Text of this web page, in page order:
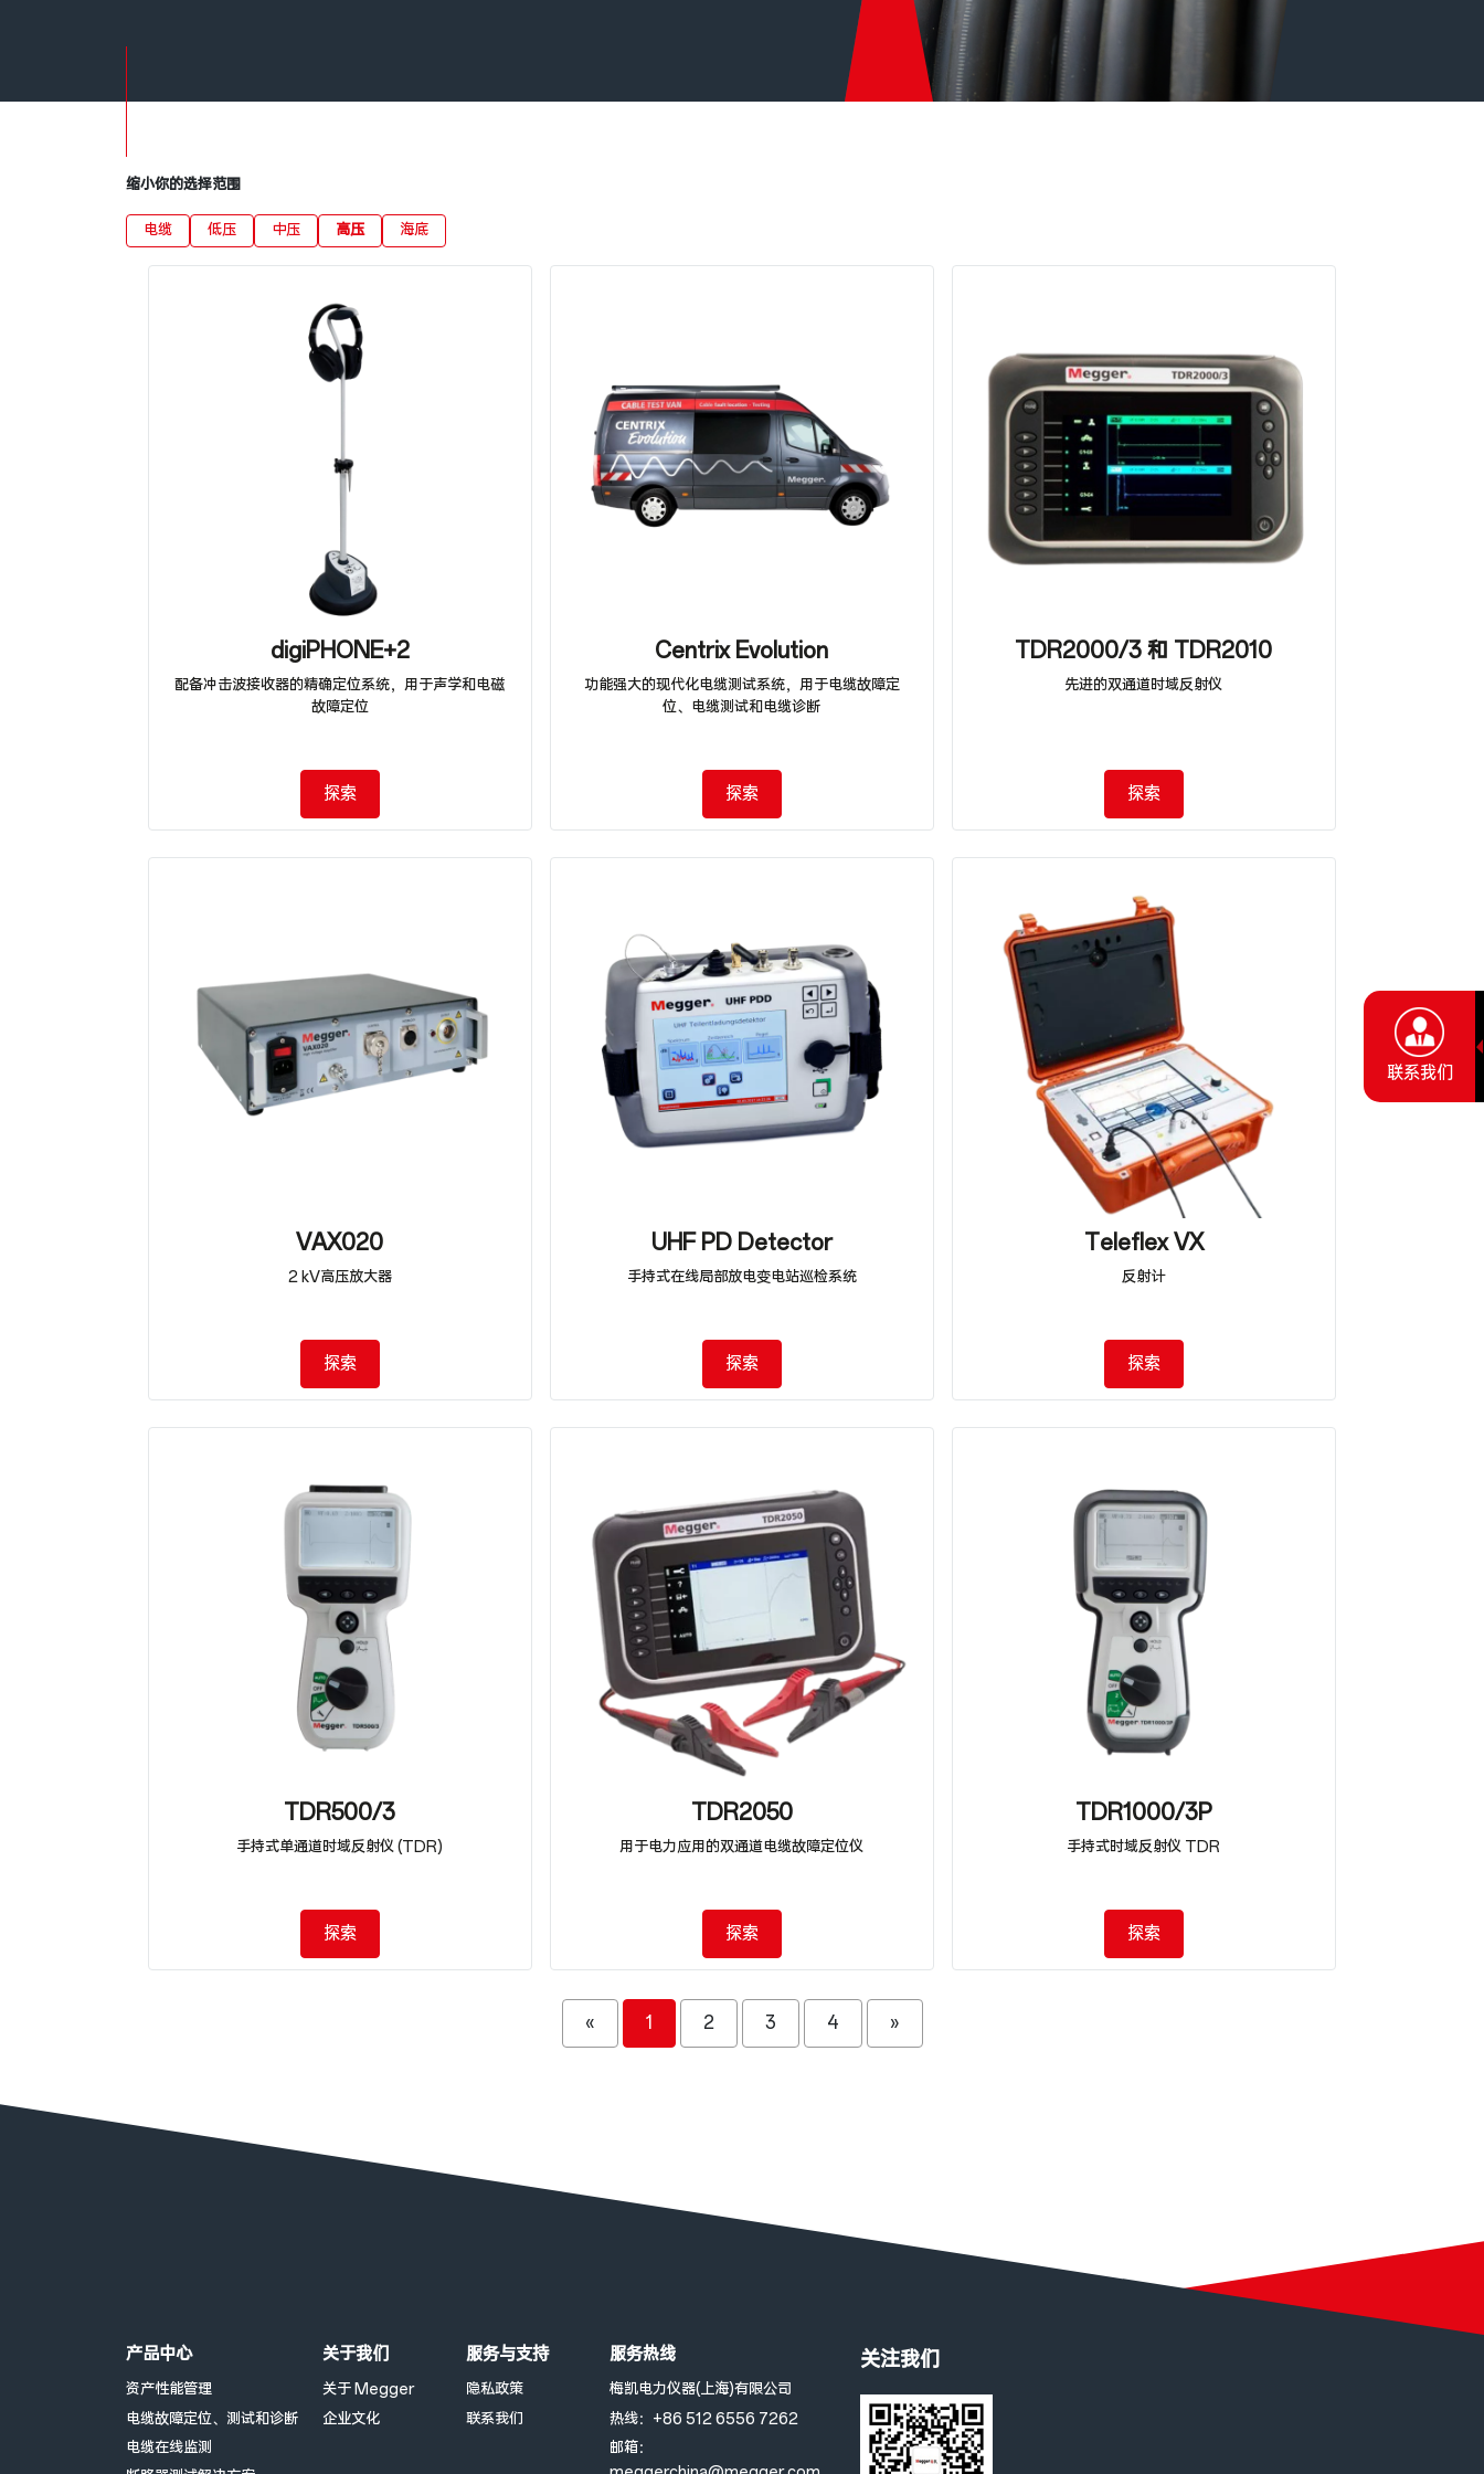
缩小你的选择范围
电缆 低压 中压 高压 海底
digiPHONE+2
配备冲击波接收器的精确定位系统，用于声学和电磁
故障定位
探索
Centrix Evolution
功能强大的现代化电缆测试系统，用于电缆故障定
位、电缆测试和电缆诊断
探索
TDR2000/3 和 TDR2010
先进的双通道时域反射仪
探索
VAX020
2 kV高压放大器
探索
UHF PD Detector
手持式在线局部放电变电站巡检系统
探索
Teleflex VX
反射计
探索
TDR500/3
手持式单通道时域反射仪 (TDR)
探索
TDR2050
用于电力应用的双通道电缆故障定位仪
探索
TDR1000/3P
手持式时域反射仪 TDR
探索
« 1 2 3 4 »
页脚菜单
产品中心
资产性能管理
电缆故障定位、测试和诊断
电缆在线监测
关于我们
关于 Megger
企业文化
服务与支持
隐私政策
联系我们
服务热线
梅凯电力仪器(上海)有限公司
热线：+86 512 6556 7262
邮箱：
关注我们
联系我们